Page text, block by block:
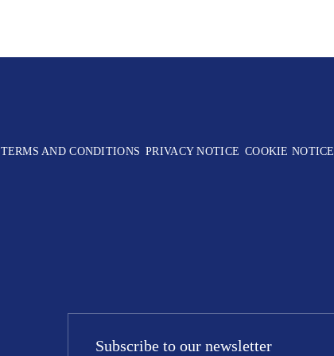
TERMS AND CONDITIONS PRIVACY NOTICE COOKIE NOTICE
Subscribe to our newsletter